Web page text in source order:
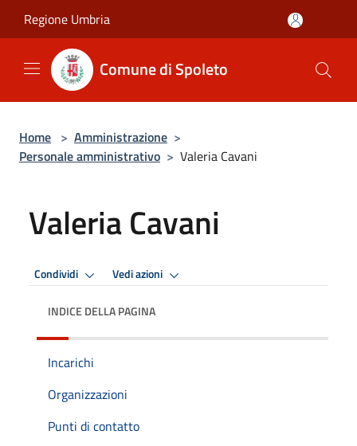
Regione Umbria
Comune di Spoleto
Home > Amministrazione >
Personale amministrativo > Valeria Cavani
Valeria Cavani
Condividi Vedi azioni
INDICE DELLA PAGINA
Incarichi
Organizzazioni
Punti di contatto